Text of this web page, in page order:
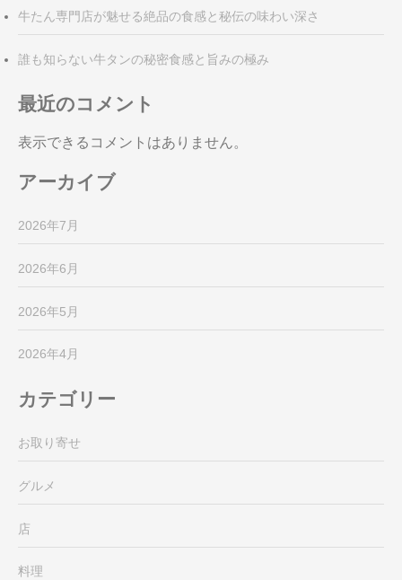
牛たん専門店が魅せる絶品の食感と秘伝の味わい深さ
誰も知らない牛タンの秘密食感と旨みの極み
最近のコメント
表示できるコメントはありません。
アーカイブ
2026年7月
2026年6月
2026年5月
2026年4月
カテゴリー
お取り寄せ
グルメ
店
料理